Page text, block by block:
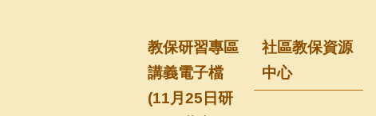
教保研習專區
講義電子檔
(11月25日研
社區教保資源
中心